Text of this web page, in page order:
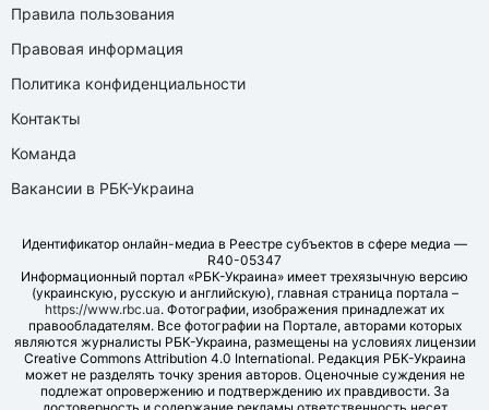
Правила пользования
Правовая информация
Политика конфиденциальности
Контакты
Команда
Вакансии в РБК-Украина
Идентификатор онлайн-медиа в Реестре субъектов в сфере медиа —
R40-05347
Информационный портал «РБК-Украина» имеет трехязычную версию
(украинскую, русскую и английскую), главная страница портала –
https://www.rbc.ua. Фотографии, изображения принадлежат их
правообладателям. Все фотографии на Портале, авторами которых
являются журналисты РБК-Украина, размещены на условиях лицензии
Creative Commons Attribution 4.0 International. Редакция РБК-Украина
может не разделять точку зрения авторов. Оценочные суждения не
подлежат опровержению и подтверждению их правдивости. За